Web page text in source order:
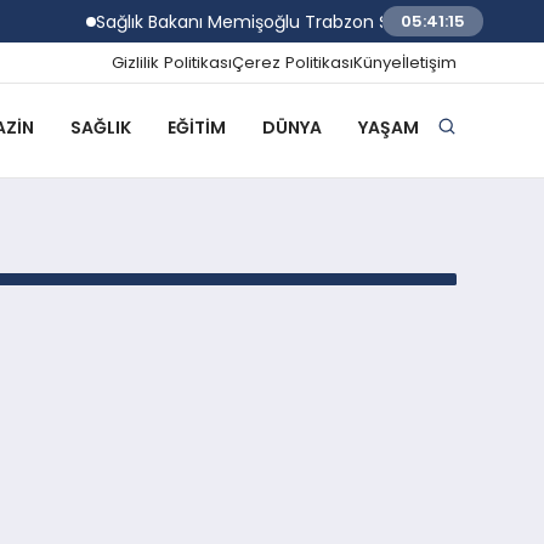
Sağlık Bakanı Memişoğlu Trabzon Şehir Hastanesi için
05:41:15
Gizlilik PolitikasıÇerez PolitikasıKünyeİletişim
SAĞLIK EĞITIM DÜNYA YAŞAM